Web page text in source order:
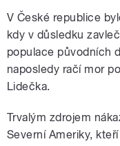
V České republice
kdy v důsledku
populace původních
naposledy račí mor
Lidečka.
Trvalým zdrojem
Severní Ameriky,